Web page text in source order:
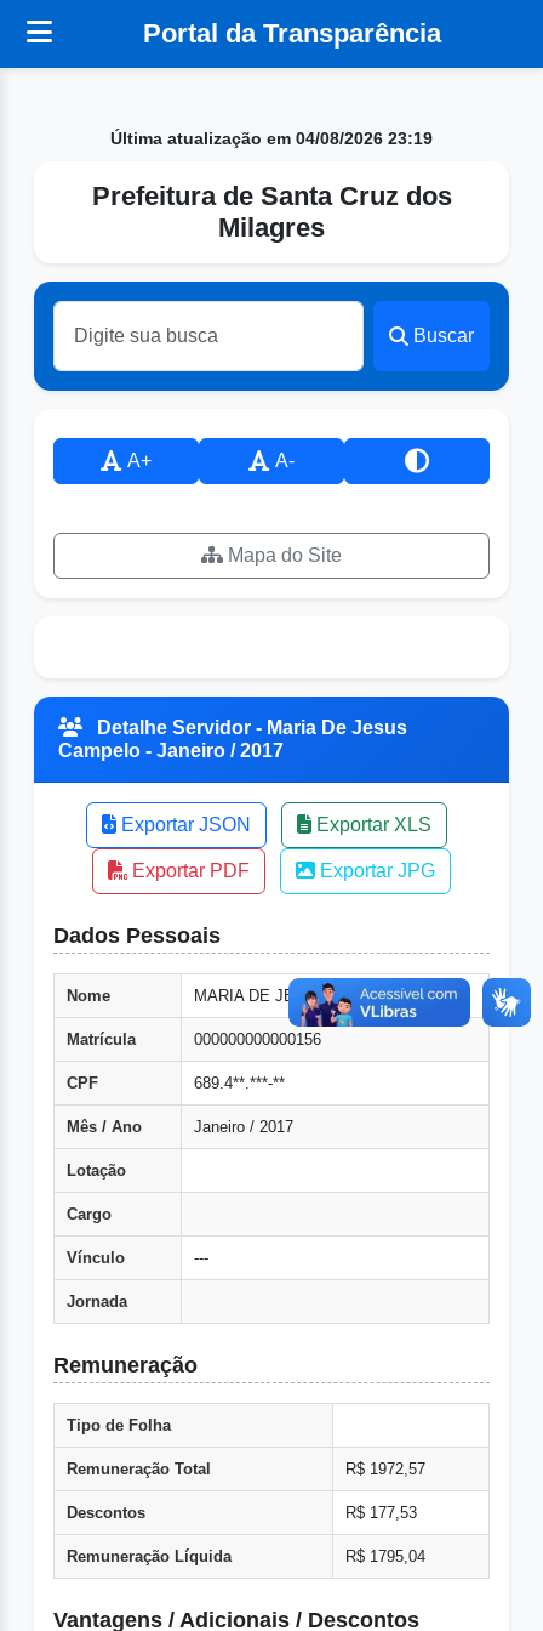
Portal da Transparência
Última atualização em 04/08/2026 23:19
Prefeitura de Santa Cruz dos
Milagres
Buscar
A+ A-
Mapa do Site
Detalhe Servidor - Maria De Jesus
Campelo - Janeiro / 2017
Exportar JSON Exportar XLS
Exportar PDF Exportar JPG
Dados Pessoais
Nome MARIA DE JESUS CAMPELO
Matrícula 000000000000156
CPF 689.4**.***-**
Mês / Ano Janeiro / 2017
Lotação
Cargo
Vínculo ---
Jornada
Remuneração
Tipo de Folha
Remuneração Total R$ 1972,57
Descontos R$ 177,53
Remuneração Líquida R$ 1795,04
Vantagens / Adicionais / Descontos